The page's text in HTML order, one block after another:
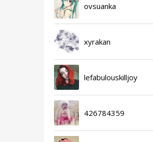
ovsuanka
xyrakan
lefabulouskilljoy
426784359